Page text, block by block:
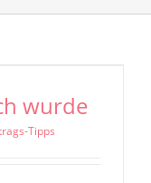
wurde
Tipps